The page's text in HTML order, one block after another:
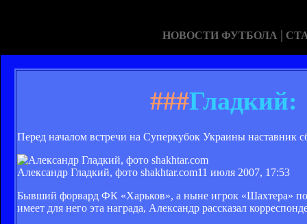
НОВОСТИ ФУТБОЛА |
###Гладкий:
Перед началом встречи на Суперкубок Украины
Александр Гладкий, фото shakhtar.com11 июля 2007, 17:53
Бывший форвард ФК «Харьков», а ныне игрок «Шахтера»
имеет для него эта награда, Александр рассказал